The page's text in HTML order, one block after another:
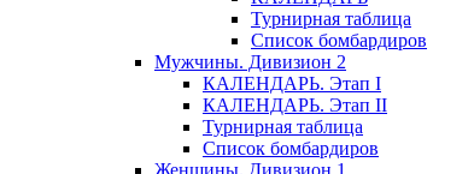
Турнирная таблица
Список бомбардиров
Мужчины. Дивизион 2
КАЛЕНДАРЬ. Этап I
КАЛЕНДАРЬ. Этап II
Турнирная таблица
Список бомбардиров
Женщины. Дивизион 1